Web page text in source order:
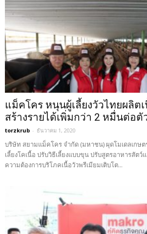
แม็คโคร หนุนผู้เลี้ยงวัวไทยผลิต
สร้างรายได้เพิ่มกว่า 2 หมื่นต่อตั
torzkrub - ธันวาคม 1, 2020
บริษัท สยามแม็คโคร จำกัด (มหาชน) ผุดโมเดลเกษต
เลี้ยงโคเนื้อ ปรับวิธีเลี้ยงแบบขุน ปรับสูตรอาหารสัต
ความต้องการบริโภคเนื้อวัวพรีเมียมเติบโต...